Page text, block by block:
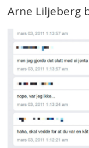
Arne Liljeberg